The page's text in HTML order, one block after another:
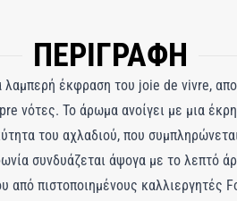
ΠΕΡΙΓΡΑΦΗ
έκφραση του joie de vivre,
νότες. Το άρωμα ανοίγει με μια
του αχλαδιού, που
συνδυάζεται άψογα με το λεπτό
από πιστοποιημένους καλλιεργητές